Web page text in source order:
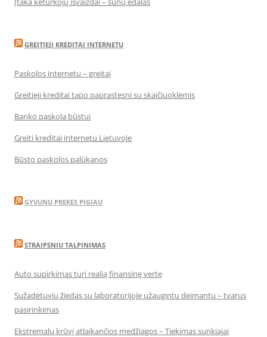
GREITIEJI KREDITAI INTERNETU
Paskolos internetu – greitai
Greitieji kreditai tapo paprastesni su skaičiuoklėmis
Banko paskola būstui
Greiti kreditai internetu Lietuvoje
Būsto paskolos palūkanos
GYVUNU PREKES PIGIAU
STRAIPSNIU TALPINIMAS
Auto supirkimas turi realią finansinę vertę
Sužadėtuvių žiedas su laboratorijoje užaugintu deimantu – tvarus
pasirinkimas
Ekstremalų krūvį atlaikančios medžiagos – Tiekimas sunkiajai